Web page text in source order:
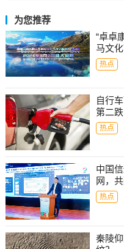
为您推荐
“卓卓
马文
热点
自行
第二跌
热点
中国
网，
热点
秦陵